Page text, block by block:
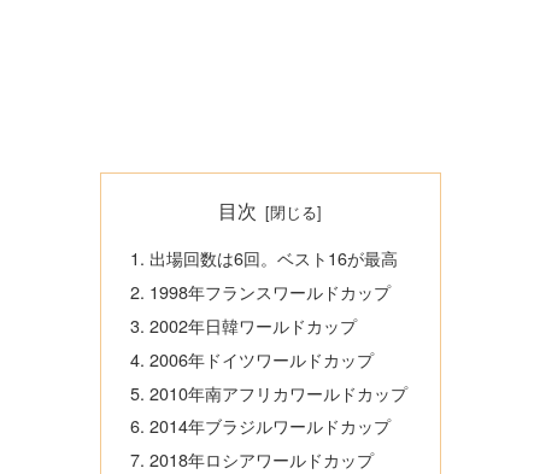
目次
出場回数は6回。ベスト16が最高
1998年フランスワールドカップ
2002年日韓ワールドカップ
2006年ドイツワールドカップ
2010年南アフリカワールドカップ
2014年ブラジルワールドカップ
2018年ロシアワールドカップ